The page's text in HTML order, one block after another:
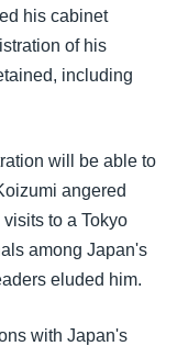
his cabinet
of his
including
will be able to
angered
to a Tokyo
among Japan's
eluded him.
with Japan's